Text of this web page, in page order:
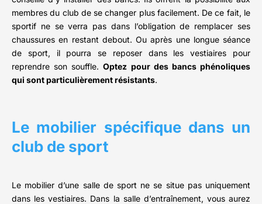
membres du club de se changer plus facilement. De ce fait, le
sportif ne se verra pas dans l’obligation de remplacer ses
chaussures en restant debout. Ou après une longue séance
de sport, il pourra se reposer dans les vestiaires pour
reprendre son souffle.Optez pour des bancs phénoliques
qui sont particulièrement résistants.
Le mobilier spécifique dans un
club de sport
Le mobilier d’une salle de sport ne se situe pas uniquement
dans les vestiaires. Dans la salle d’entraînement, vous aurez